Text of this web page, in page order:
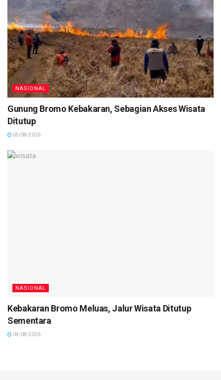
NASIONAL
Gunung Bromo Kebakaran, Sebagian Akses Wisata
Ditutup
05/08/2026
NASIONAL
Kebakaran Bromo Meluas, Jalur Wisata Ditutup
Sementara
04/08/2026